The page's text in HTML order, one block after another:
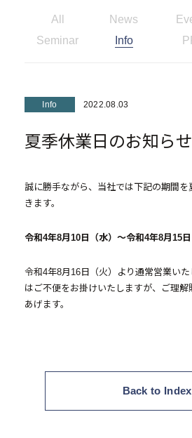
- 会社概要
- アクセス
投資用不動産事業
- マンション経営をお考えの方へ
- オーナーズデータ
中古物件買取再販事業
- リノベーション物件お問い合わせ
All News
Seminar
Info
Info 2022.08.03
夏季休業日のお知らせ
誠に勝手ながら、当社では下記の期間
きます。
令和4年8月10日（水）～令和4年8月15日
令和4年8月16日（火）より通常営業い
はご不便をお掛けいたしますが、ご理
あげます。
Back to Index